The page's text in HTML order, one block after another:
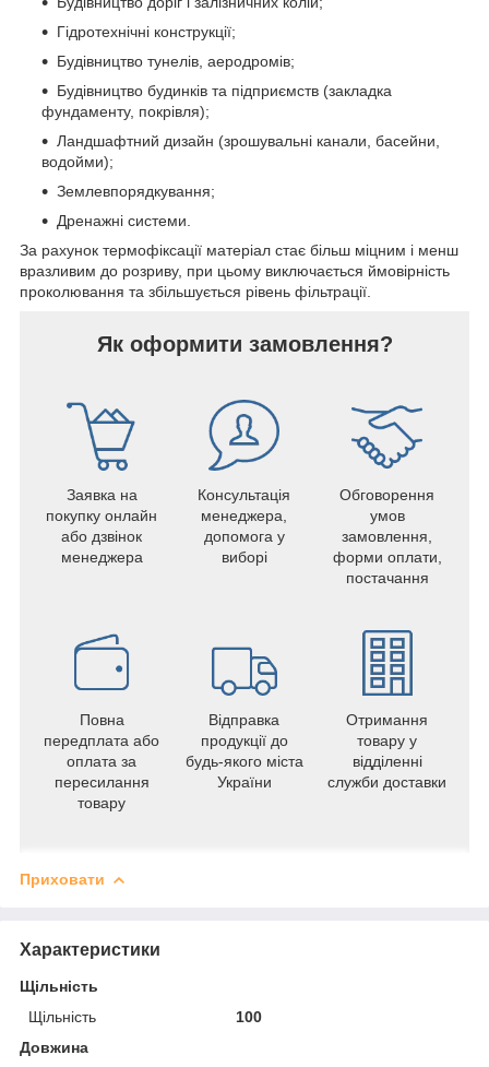
Гідротехнічні конструкції;
Будівництво тунелів, аеродромів;
Будівництво будинків та підприємств (закладка
фундаменту, покрівля);
Ландшафтний дизайн (зрошувальні канали, басейни,
водойми);
Землевпорядкування;
Дренажні системи.
За рахунок термофіксації матеріал стає більш міцним і менш
вразливим до розриву, при цьому виключається ймовірність
проколювання та збільшується рівень фільтрації.
Як оформити замовлення?
Заявка на
покупку онлайн
або дзвінок
менеджера
Консультація
менеджера,
допомога у
виборі
Обговорення
умов
замовлення,
форми оплати,
постачання
Повна
передплата або
оплата за
пересилання
товару
Відправка
продукції до
будь-якого міста
України
Отримання
товару у
відділенні
служби доставки
Приховати
Характеристики
Щільність
Щільність
100
Довжина